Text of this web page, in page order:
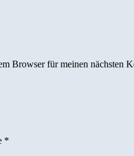
Browser für meinen nächsten
*